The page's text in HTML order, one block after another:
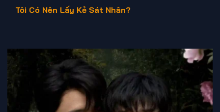
Tôi Có Nên Lấy Kẻ Sát Nhân?